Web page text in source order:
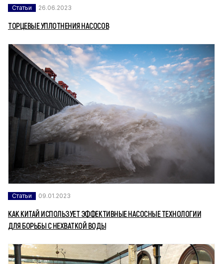
Статьи 26.06.2023
ТОРЦЕВЫЕ УПЛОТНЕНИЯ НАСОСОВ
Статьи 09.01.2023
КАК КИТАЙ ИСПОЛЬЗУЕТ ЭФФЕКТИВНЫЕ НАСОСНЫЕ ТЕХНОЛОГИИ
ДЛЯ БОРЬБЫ С НЕХВАТКОЙ ВОДЫ